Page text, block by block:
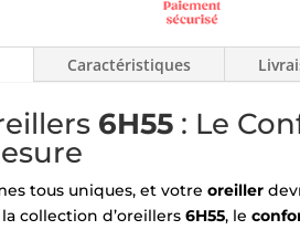
Caractéristiques
6H55: Le
tous uniques, et votre oreiller
la collection d’oreillers 6H55, le